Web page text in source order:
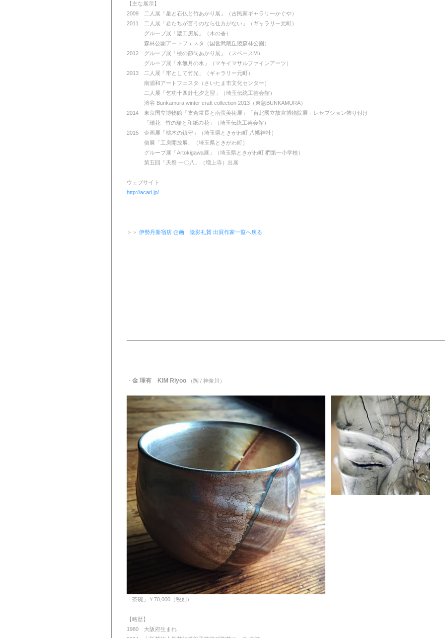
【主な展示】
2009 二人展「星と石仏と竹あかり展」（古民家ギャラリーかぐや）
2011 二人展「君たちが言うのなら仕方がない」（ギャラリー元町）
グループ展「漉工房展」（木の香）
森林公園アートフェスタ（国営武蔵丘陵森林公園）
2012 グループ展「桃の節句あかり展」（スペースM）
グループ展「水無月の水」（マキイマサルファインアーツ）
2013 二人展「牢として竹光」（ギャラリー元町）
南浦和アートフェスタ（さいたま市文化センター）
二人展「乞功十四針七夕之習」（埼玉伝統工芸会館）
渋谷 Bunkamura winter craft collection 2013（東急BUNKAMURA）
2014 東京国立博物館「支倉常長と南蛮美術展」「台北國立故宮博物院展」レセプション飾り付け
「瑞花 - 竹の瑞と和紙の花」（埼玉伝統工芸会館）
2015 企画展「桃木の鎮守」（埼玉県ときがわ町 八幡神社）
個展「工房開放展」（埼玉県ときがわ町）
グループ展「Artokigawa展」（埼玉県ときがわ町 椚第一小学校）
第五回「天祭 一〇八」（増上寺）出展
ウェブサイト
http://acari.jp/
＞＞ 伊勢丹新宿店 企画 陰影礼賛 出展作家一覧へ戻る
・ 金 理有 KIM Riyoo （陶 / 神奈川）
「茶碗」￥70,000（税別）
【略歴】
1980 大阪府生まれ